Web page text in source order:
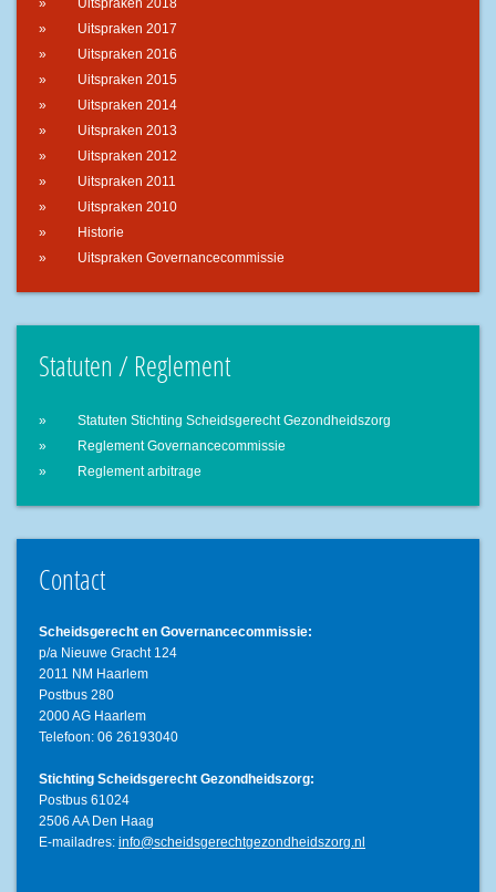
Uitspraken 2018
Uitspraken 2017
Uitspraken 2016
Uitspraken 2015
Uitspraken 2014
Uitspraken 2013
Uitspraken 2012
Uitspraken 2011
Uitspraken 2010
Historie
Uitspraken Governancecommissie
Statuten / Reglement
Statuten Stichting Scheidsgerecht Gezondheidszorg
Reglement Governancecommissie
Reglement arbitrage
Contact
Scheidsgerecht en Governancecommissie:
p/a Nieuwe Gracht 124
2011 NM Haarlem
Postbus 280
2000 AG Haarlem
Telefoon: 06 26193040
Stichting Scheidsgerecht Gezondheidszorg:
Postbus 61024
2506 AA Den Haag
E-mailadres: info@scheidsgerechtgezondheidszorg.nl